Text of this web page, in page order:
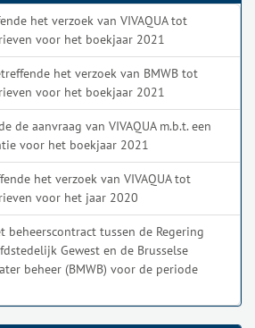
het verzoek van VIVAQUA tot
voor het boekjaar 2021
het verzoek van BMWB tot
voor het boekjaar 2021
de aanvraag van VIVAQUA m.b.t. een
voor het boekjaar 2021
het verzoek van VIVAQUA tot
voor het jaar 2020
beheerscontract tussen de Regering
Gewest en de Brusselse
beheer (BMWB) voor de periode